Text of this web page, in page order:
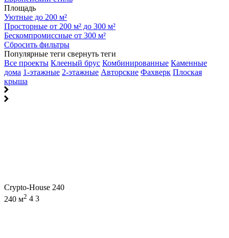
Площадь
Уютные до 200 м²
Просторные от 200 м² до 300 м²
Бескомпромиссные от 300 м²
Сбросить фильтры
Популярные теги свернуть теги
Все проекты Клееный брус Комбинированные Каменные
дома 1-этажные 2-этажные Авторские Фахверк Плоская
крыша
Crypto-House 240
240 м2 4 3